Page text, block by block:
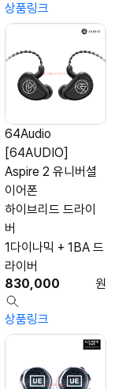
상품링크
64Audio
[64AUDIO]
Aspire 2 유니버셜
이어폰
하이브리드 드라이
버
1다이나믹 + 1BA 드
라이버
830,000
원
상품링크